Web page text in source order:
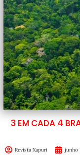
3 EM CADA 4
Revista Xapuri junho